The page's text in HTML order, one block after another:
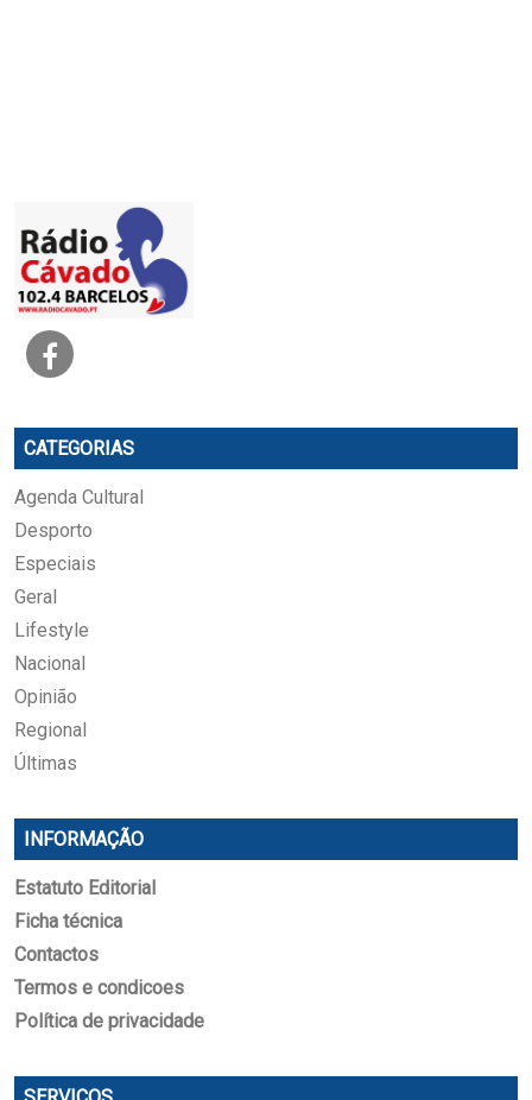
CATEGORIAS
Agenda Cultural
Desporto
Especiais
Geral
Lifestyle
Nacional
Opinião
Regional
Últimas
INFORMAÇÃO
Estatuto Editorial
Ficha técnica
Contactos
Termos e condicoes
Política de privacidade